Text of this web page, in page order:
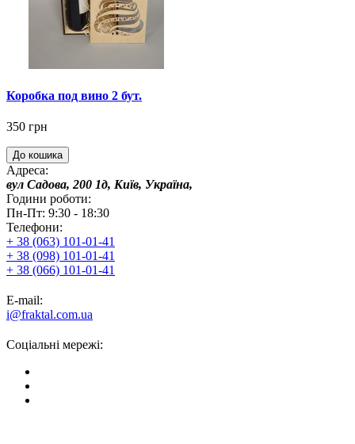
Коробка под вино 2 бут.
350 грн
До кошика
Адреса:
вул Садова, 200 1д, Київ, Україна,
Години роботи:
Пн-Пт: 9:30 - 18:30
Телефони:
+ 38 (063) 101-01-41
+ 38 (098) 101-01-41
+ 38 (066) 101-01-41
E-mail:
i@fraktal.com.ua
Соціальні мережі: